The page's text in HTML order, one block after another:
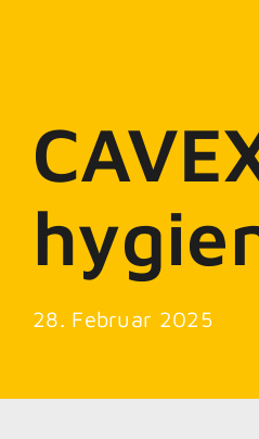
28. Februar 2025